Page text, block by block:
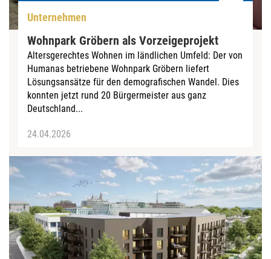
Unternehmen
Wohnpark Gröbern als Vorzeigeprojekt
Altersgerechtes Wohnen im ländlichen Umfeld: Der von
Humanas betriebene Wohnpark Gröbern liefert
Lösungsansätze für den demografischen Wandel. Dies
konnten jetzt rund 20 Bürgermeister aus ganz
Deutschland...
24.04.2026